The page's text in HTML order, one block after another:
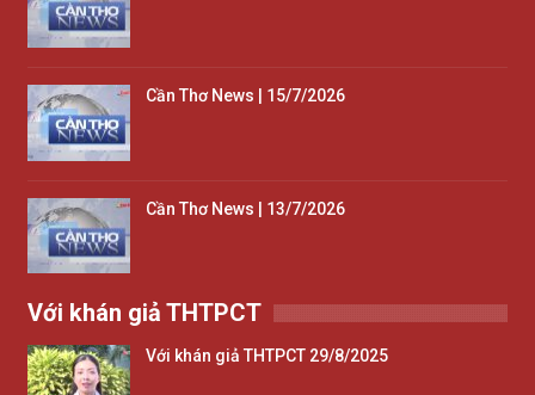
Cần Thơ News | 15/7/2026
Cần Thơ News | 13/7/2026
Với khán giả THTPCT
Với khán giả THTPCT 29/8/2025